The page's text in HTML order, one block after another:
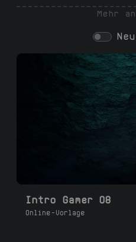
Abonnements, keine
Designfähigkeiten
einfach eine Vorlage,
Farben an und laden
transparentem
Bildschirm in 2-3
Mehr
Intro Gamer 08
Online-Vorlage